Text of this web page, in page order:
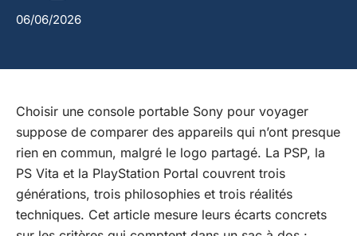
06/06/2026
Choisir une console portable Sony pour voyager
suppose de comparer des appareils qui n’ont presque
rien en commun, malgré le logo partagé. La PSP, la
PS Vita et la PlayStation Portal couvrent trois
générations, trois philosophies et trois réalités
techniques. Cet article mesure leurs écarts concrets